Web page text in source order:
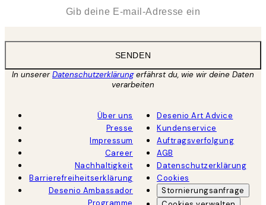
SENDEN
In unsererDatenschutzerklärungerfährst du, wie wir deine Daten
verarbeiten
Über uns
Presse
Impressum
Career
Nachhaltigkeit
Barrierefreiheitserklärung
Desenio Ambassador
Programme
Desenio Art Advice
Kundenservice
Auftragsverfolgung
AGB
Datenschutzerklärung
Cookies
Stornierungsanfrage